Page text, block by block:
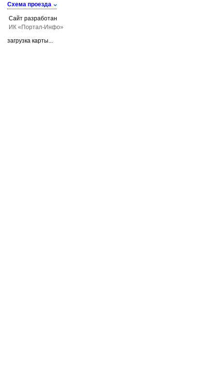
Схема проезда
Сайт разработан
ИК «Портал-Инфо»
загрузка карты...